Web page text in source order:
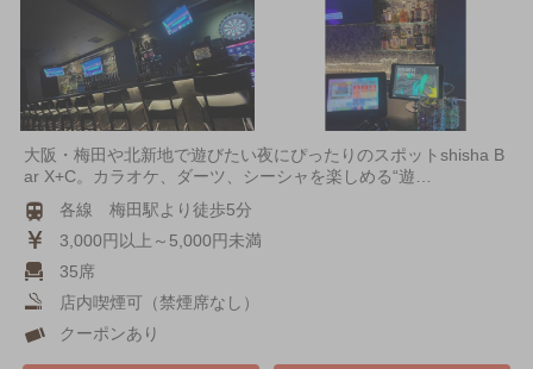
大阪・梅田や北新地で遊びたい夜にぴったりのスポットshisha B
ar X+C。カラオケ、ダーツ、シーシャを楽しめる“遊…
各線 梅田駅より徒歩5分
3,000円以上～5,000円未満
35席
店内喫煙可（禁煙席なし）
クーポンあり